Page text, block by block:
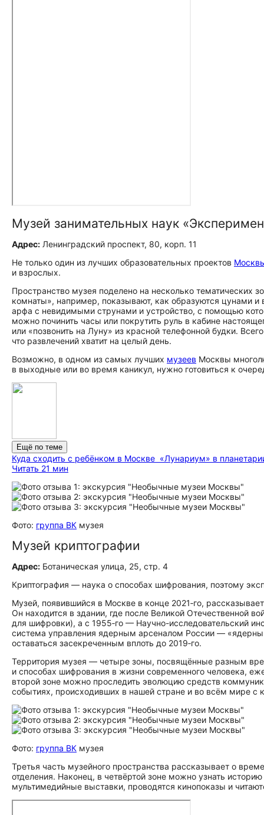
Музей занимательных наук
Адрес: Ленинградский проспект, 80, корп. 11
Не только один из лучших образовательных проектов
и взрослых.
Пространство музея поделено на несколько
комнаты», например, показывают, как образуются цунами и
арфа с невидимыми струнами и устройство, с помощью
можно починить часы или покрутить руль в кабине
или «позвонить на Луну» из красной телефонной будки.
что развлечений хватит на целый день.
Возможно, в одном из самых лучших музеев Москвы
в выходные или во время каникул, нужно готовиться к
Ещё по теме
Куда сходить с ребёнком в Москве «Лунариум» в
Читать 21 мин
Фото: группа ВК музея
Музей криптографии
Адрес: Ботаническая улица, 25, стр. 4
Криптография — наука о способах шифрования, поэтому
Музей, появившийся в Москве в конце 2021‑го,
Он находится в здании, где после Великой Отечественной
для шифровки), а с 1955‑го — Научно-исследовательский
система управления ядерным арсеналом России —
оставаться засекреченным вплоть до 2019‑го.
Территория музея — четыре зоны, посвящённые разным
и способах шифрования в жизни современного человека,
второй зоне можно проследить эволюцию средств
событиях, происходивших в нашей стране и во всём мире с
Фото: группа ВК музея
Третья часть музейного пространства рассказывает о
отделения. Наконец, в четвёртой зоне можно узнать
мультимедийные выставки, проводятся кинопоказы и